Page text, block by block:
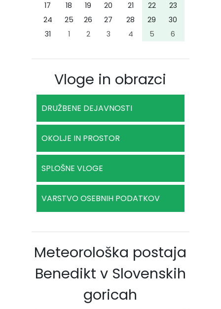
17
18 19 20 21 22
23
24
25 26 27 28 29
30
31
1 2 3 4 5 6
Vloge in obrazci
DRUŽBENE DEJAVNOSTI
OKOLJE IN PROSTOR
SPLOŠNE VLOGE
VARSTVO OSEBNIH PODATKOV
Meteorološka postaja
Benedikt v Slovenskih
goricah